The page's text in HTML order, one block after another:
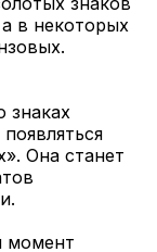
в некоторых
знаках
Она станет
момент